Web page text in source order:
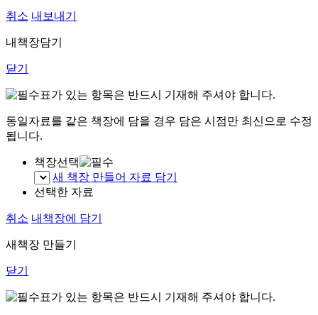
취소 내보내기
내책장담기
닫기
표가 있는 항목은 반드시 기재해 주셔야 합니다.
동일자료를 같은 책장에 담을 경우 담은 시점만 최신으로 수정
됩니다.
책장선택
새 책장 만들어 자료 담기
선택한 자료
취소 내책장에 담기
새책장 만들기
닫기
표가 있는 항목은 반드시 기재해 주셔야 합니다.